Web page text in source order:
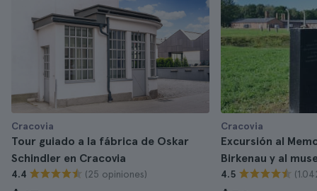
Cracovia
Tour guiado a la fábrica de Oskar
Schindler en Cracovia
4.4 (25 opiniones)
Cracovia
Excursión al
Birkenau y al
4.5